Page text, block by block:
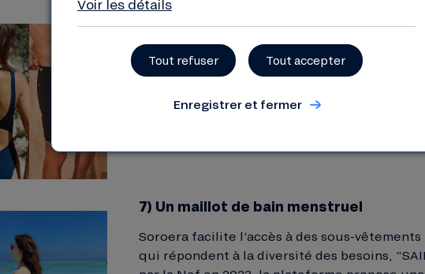
Retrouvez la sélection plage de notre
pour les femmes
et pour les hommes
7) Un maillot de bain menstruel
Soroera facilite l’accès à des sous-
qui répondent à la diversité des besoins,
Voir les détails
Tout refuser Tout accepter
Enregistrer et fermer